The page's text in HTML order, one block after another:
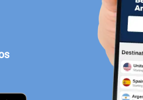
Cerrar ventana emergente